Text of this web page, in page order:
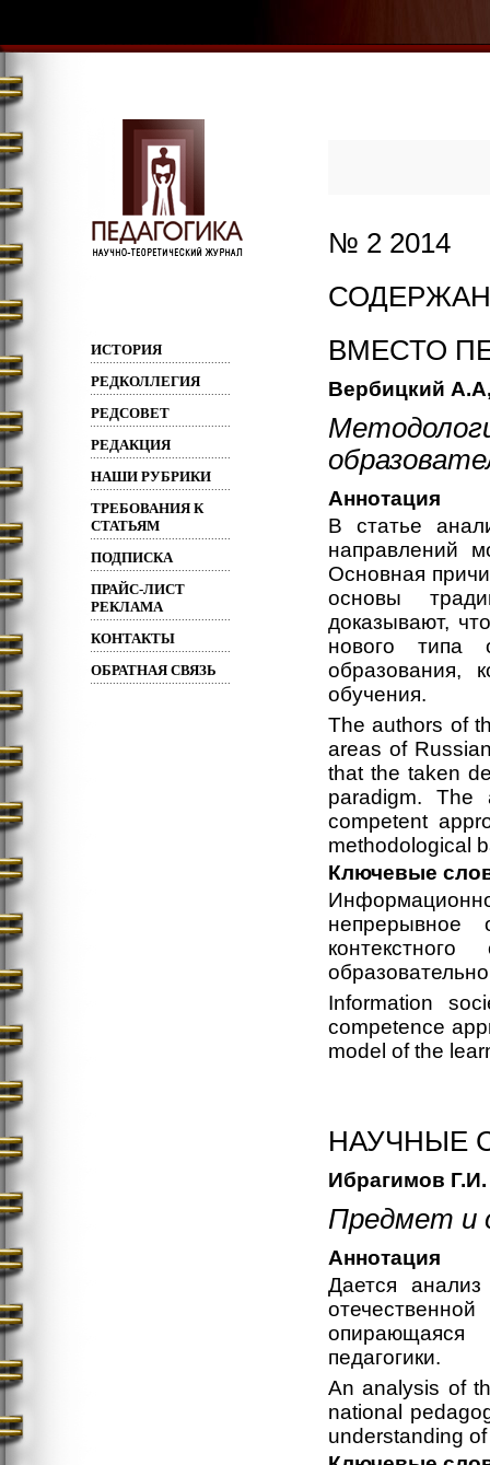
ИСТОРИЯ
РЕДКОЛЛЕГИЯ
РЕДСОВЕТ
РЕДАКЦИЯ
НАШИ РУБРИКИ
ТРЕБОВАНИЯ К
СТАТЬЯМ
ПОДПИСКА
ПРАЙС-ЛИСТ
РЕКЛАМА
КОНТАКТЫ
ОБРАТНАЯ СВЯЗЬ
№ 2 2014
ВМЕСТО
Вербицкий
Аннотация
В статье
направлений
Основная
основы
доказывают,
нового типа
образования,
обучения.
The authors of
areas of
that the taken
paradigm.
competent
methodological
Ключевые
непрерывное
контекстного
Information
competence
model of the
НАУЧНЫЕ
Ибрагимов Г.И.
Предмет и
Аннотация
Дается
педагогики.
An analysis of
national
understanding